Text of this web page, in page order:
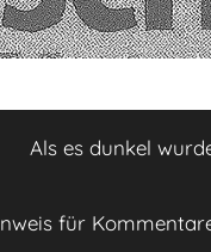
Als es dunkel
für